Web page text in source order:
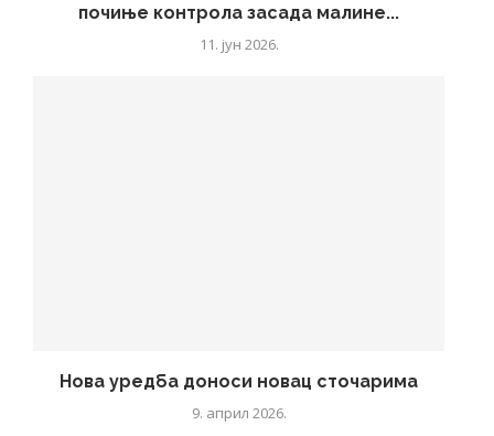
почиње контрола засада малине...
11. јун 2026.
Нова уредба доноси новац сточарима
9. април 2026.